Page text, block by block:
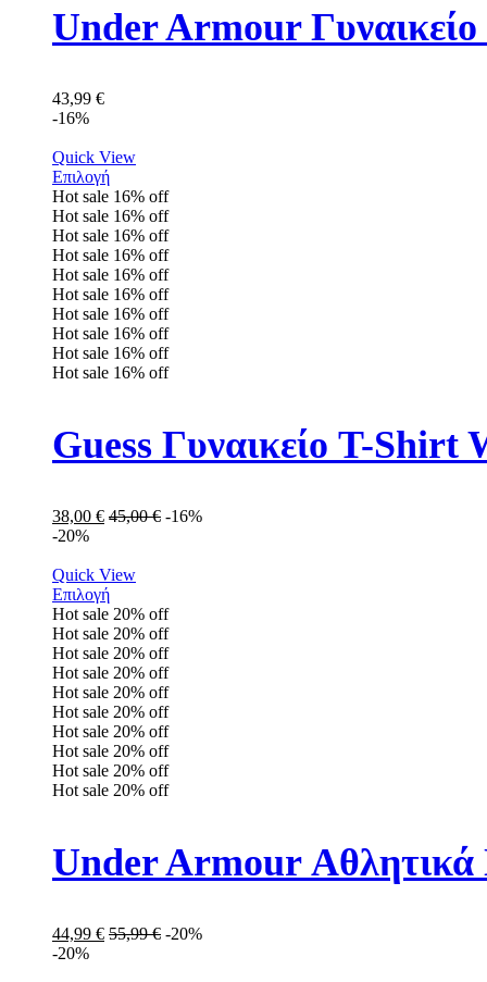
Under Armour
43,99 €
-16%
Quick View
Επιλογή
Hot sale 16% off
Hot sale 16% off
Hot sale 16% off
Hot sale 16% off
Hot sale 16% off
Hot sale 16% off
Hot sale 16% off
Hot sale 16% off
Hot sale 16% off
Hot sale 16% off
Guess Γυναικείο T-
38,00 € 45,00€ -16%
-20%
Quick View
Επιλογή
Hot sale 20% off
Hot sale 20% off
Hot sale 20% off
Hot sale 20% off
Hot sale 20% off
Hot sale 20% off
Hot sale 20% off
Hot sale 20% off
Hot sale 20% off
Hot sale 20% off
Under Armour
44,99 € 55,99€ -20%
-20%